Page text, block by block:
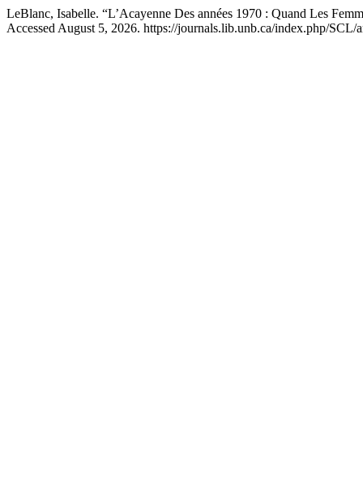
LeBlanc, Isabelle. “L’Acayenne Des années 1970 : Quand Les
Accessed August 5, 2026. https://journals.lib.unb.ca/index.php/SCL/